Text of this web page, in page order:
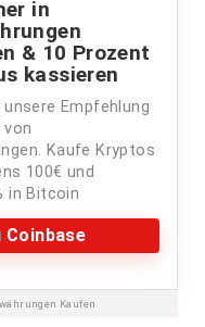
in
& 10 Prozent
kassieren
Empfehlung
Kaufe Kryptos
100€ und
in Bitcoin
Coinbase
Kaufen